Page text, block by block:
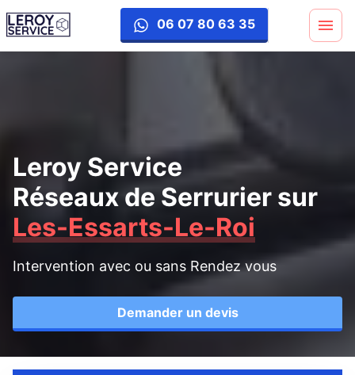
06 07 80 63 35
Leroy Service
Réseaux de Serrurier sur
Les-Essarts-Le-Roi
Intervention avec ou sans Rendez vous
Demander un devis